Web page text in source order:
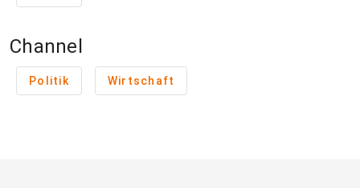
Channel
Politik Wirtschaft